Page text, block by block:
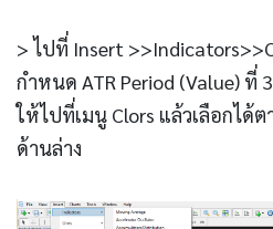
> ไปที่ Insert
กำหนด ATR Period (Value) ที่
ให้ไปที่เมนู Clors แล้วเลือกได้
ด้านล่าง